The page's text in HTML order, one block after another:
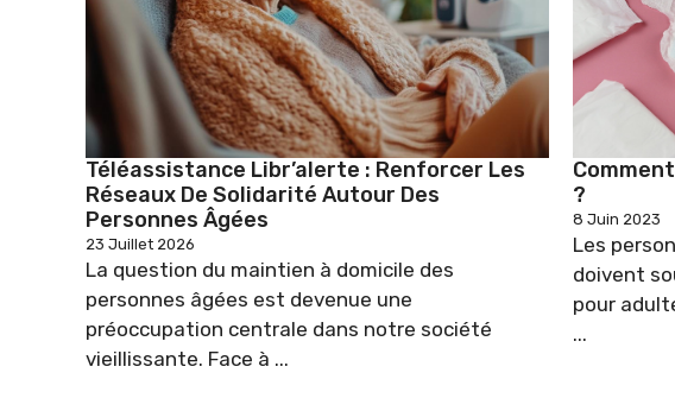
Téléassistance Libr’alerte : Renforcer Les
Réseaux De Solidarité Autour Des
Personnes Âgées
23 Juillet 2026
La question du maintien à domicile des
personnes âgées est devenue une
préoccupation centrale dans notre société
vieillissante. Face à ...
?
8 Juin 2023
Les
doivent
pour
...